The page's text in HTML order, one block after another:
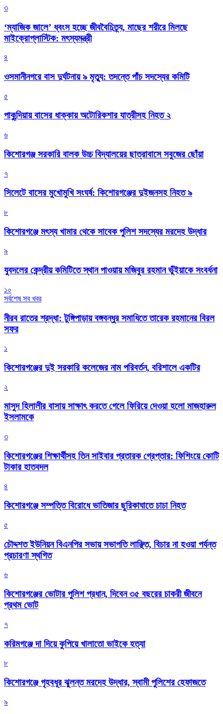
৩
‘ম্যাজিক জালে’ ধ্বংস হচ্ছে জীববৈচিত্র্য, মাছের শরীরে মিলছে
মাইক্রোপ্লাস্টিক: মৎস্যমন্ত্রী
৪
ওসমানীনগরে বাস দুর্ঘটনায় ৯ মৃত্যু: তদন্তে পাঁচ সদস্যের কমিটি
৫
পাকুন্দিয়ায় বাসের ধাক্কায় অটোরিকশার যাত্রীসহ নিহত ২
৬
কিশোরগঞ্জ সরকারি বালক উচ্চ বিদ্যালয়ের ছাত্রাবাসে সবুজের ছোঁয়া
৭
সিলেটে বাসের মুখোমুখি সংঘর্ষ: কিশোরগঞ্জের দুইজনসহ নিহত ৯
৮
কিশোরগঞ্জে মৎস্য খামার থেকে সাবেক পুলিশ সদস্যের মরদেহ উদ্ধার
৯
যুবদলের কেন্দ্রীয় কমিটিতে স্থান পাওয়ায় মজিবুর রহমান ভুঁইয়াকে সংবর্ধনা
১০
সর্বশেষ সব খবর
নীরব রাতের শ্রদ্ধা: টুঙ্গিপাড়ায় বঙ্গবন্ধুর সমাধিতে তারেক রহমানের বিরল
সফর
১
কিশোরগঞ্জের দুই সরকারি কলেজের নাম পরিবর্তন, বরিশালে একটির
২
মাসুদ হিলালীর বাসায় সাক্ষাৎ করতে গেলে ফিরিয়ে দেওয়া হলো মাজহারুল
ইসলামকে
৩
কিশোরগঞ্জের শিক্ষার্থীসহ তিন সাইবার প্রতারক গ্রেপ্তার: ফিশিংয়ে কোটি
টাকার হাতবদল
৪
কিশোরগঞ্জে সম্পত্তি বিরোধে ভাতিজার ছুরিকাঘাতে চাচা নিহত
৫
চৌদ্দশত ইউনিয়ন বিএনপির সভায় সভাপতি লাঞ্ছিত, বিচার না হওয়া পর্যন্ত
প্রচারণা স্থগিত
৬
কিশোরগঞ্জের ভোটার পুলিশ প্রধান, দিবেন ৩৫ বছরের চাকরী জীবনে
প্রথম ভোট
৭
করিমগঞ্জে দা দিয়ে কুপিয়ে খালাতো ভাইকে হত্যা
৮
কিশোরগঞ্জে গৃহবধূর ঝুলন্ত মরদেহ উদ্ধার, স্বামী পুলিশের হেফাজতে
৯